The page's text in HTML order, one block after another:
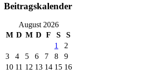
Beitragskalender
August 2026
M D M D F S
S
1
2
3
4 5 6 7 8
9
10 11 12 13 14 15 16